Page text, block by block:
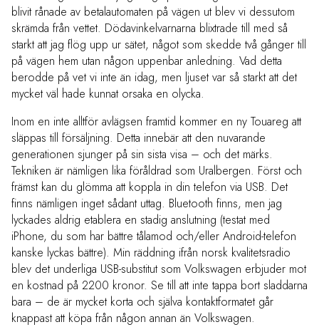
blivit rånade av betalautomaten på vägen ut blev vi dessutom
skrämda från vettet. Dödavinkelvarnarna blixtrade till med så
starkt att jag flög upp ur sätet, något som skedde två gånger till
på vägen hem utan någon uppenbar anledning. Vad detta
berodde på vet vi inte än idag, men ljuset var så starkt att det
mycket väl hade kunnat orsaka en olycka.
Inom en inte alltför avlägsen framtid kommer en ny Touareg att
släppas till försäljning. Detta innebär att den nuvarande
generationen sjunger på sin sista visa – och det märks.
Tekniken är nämligen lika föråldrad som Uralbergen. Först och
främst kan du glömma att koppla in din telefon via USB. Det
finns nämligen inget sådant uttag. Bluetooth finns, men jag
lyckades aldrig etablera en stadig anslutning (testat med
iPhone, du som har bättre tålamod och/eller Android-telefon
kanske lyckas bättre). Min räddning ifrån norsk kvalitetsradio
blev det underliga USB-substitut som Volkswagen erbjuder mot
en kostnad på 2200 kronor. Se till att inte tappa bort sladdarna
bara – de är mycket korta och själva kontaktformatet går
knappast att köpa från någon annan än Volkswagen.